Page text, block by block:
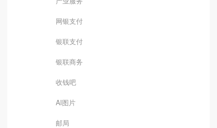
网银支付
银联支付
银联商务
收钱吧
AI图片
邮局